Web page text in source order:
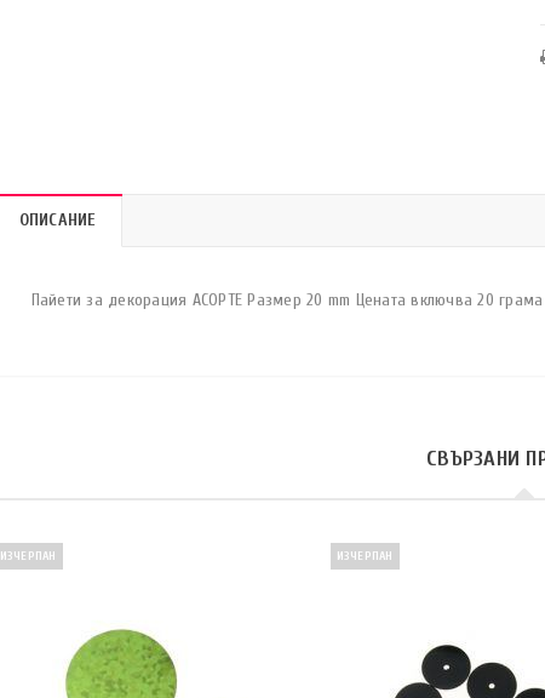
ОПИСАНИЕ
Пайети за декорация АСОРТЕ Размер 20 mm Цената включва 20 грама
СВЪРЗАНИ
ИЗЧЕРПАН ИЗЧЕРПАН